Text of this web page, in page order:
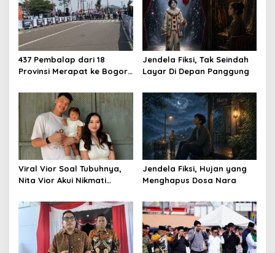
437 Pembalap dari 18
Provinsi Merapat ke Bogor,
2026
Jendela Fiksi, Tak Seindah
Layar Di Depan Panggung
Viral Vior Soal Tubuhnya,
Nita Vior Akui Nikmati
Jendela Fiksi, Hujan yang
Menghapus Dosa Nara